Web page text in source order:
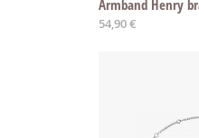
Ab
54,90 €